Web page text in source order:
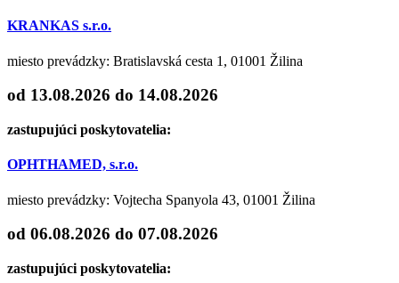
KRANKAS s.r.o.
miesto prevádzky: Bratislavská cesta 1, 01001 Žilina
od 13.08.2026 do 14.08.2026
zastupujúci poskytovatelia:
OPHTHAMED, s.r.o.
miesto prevádzky: Vojtecha Spanyola 43, 01001 Žilina
od 06.08.2026 do 07.08.2026
zastupujúci poskytovatelia: